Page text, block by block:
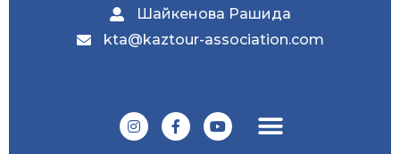
Шайкенова Рашида
kta@kaztour-association.com